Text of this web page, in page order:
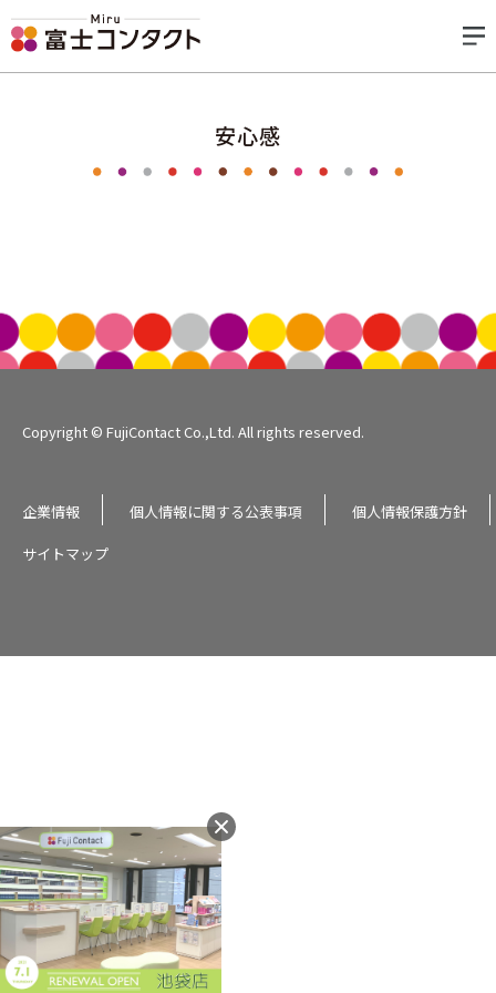
安心感
Copyright © FujiContact Co.,Ltd. All rights reserved.
企業情報 個人情報に関する公表事項
個人情報保護方針
サイトマップ